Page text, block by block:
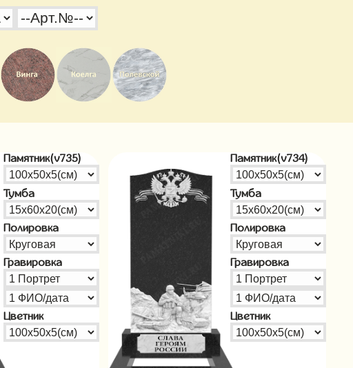
Памятник(v735)
Тумба
Полировка
Гравировка
Цветник
Памятник(v734)
Тумба
Полировка
Гравировка
Цветник